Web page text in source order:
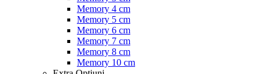
Memory 4 cm
Memory 5 cm
Memory 6 cm
Memory 7 cm
Memory 8 cm
Memory 10 cm